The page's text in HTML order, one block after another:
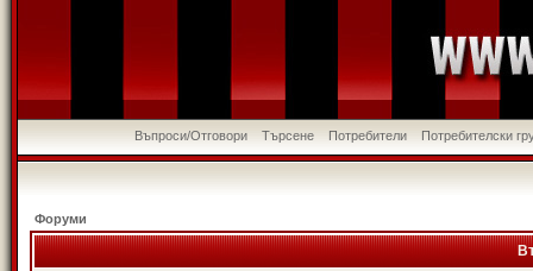
Въпроси/Отговори Търсене Потребители Потребителски
Форуми